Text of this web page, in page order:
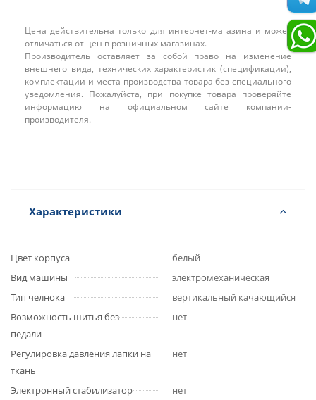
Цена действительна только для интернет-магазина и может
отличаться от цен в розничных магазинах.
Производитель оставляет за собой право на изменение
внешнего вида, технических характеристик (спецификации),
комплектации и места производства товара без специального
уведомления. Пожалуйста, при покупке товара проверяйте
информацию на официальном сайте компании-
производителя.
Характеристики
Цвет корпуса
белый
Вид машины
электромеханическая
Тип челнока
вертикальный качающийся
Возможность шитья без
педали
нет
Регулировка давления лапки на
ткань
нет
Электронный стабилизатор
нет